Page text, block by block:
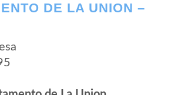
DE LA UNION –